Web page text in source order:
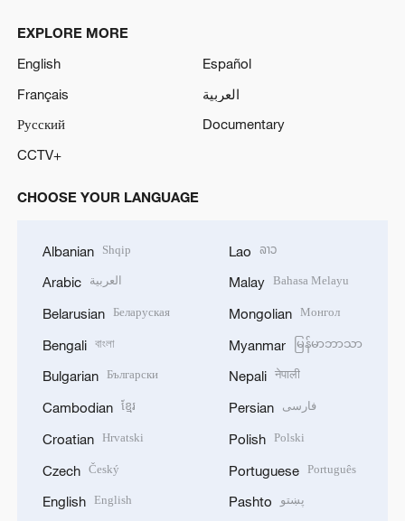
EXPLORE MORE
English
Español
Français
العربية
Русский
Documentary
CCTV+
CHOOSE YOUR LANGUAGE
Albanian Shqip
Arabic العربية
Belarusian Беларуская
Bengali বাংলা
Bulgarian Български
Cambodian ខ្មែរ
Croatian Hrvatski
Czech Český
English English
Lao ລາວ
Malay Bahasa Melayu
Mongolian Монгол
Myanmar မြန်မာဘာသာ
Nepali नेपाली
Persian فارسی
Polish Polski
Portuguese Português
Pashto پښتو